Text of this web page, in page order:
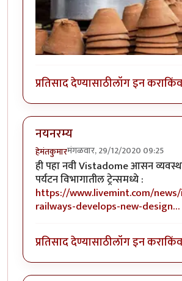
प्रतिसाद देण्यासाठीलॉग इन करा
नयनरम्य
हेमंतकुमारमंगळवार, 29/12/2020 09:25
ही पहा नवी Vistadome आसन
पर्यटन विभागातील ट्रेन्समध्ये :
https://www.livemint.com/
railways-develops-new-design…
प्रतिसाद देण्यासाठीलॉग इन करा